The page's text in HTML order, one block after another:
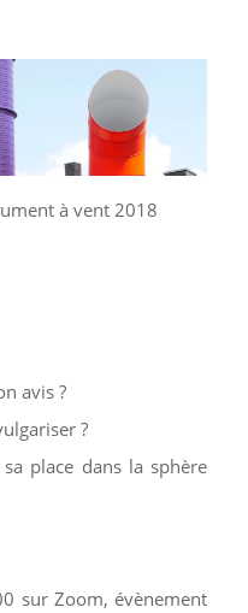
à vent 2018
avis ?
?
place dans la sphère
sur Zoom, évènement